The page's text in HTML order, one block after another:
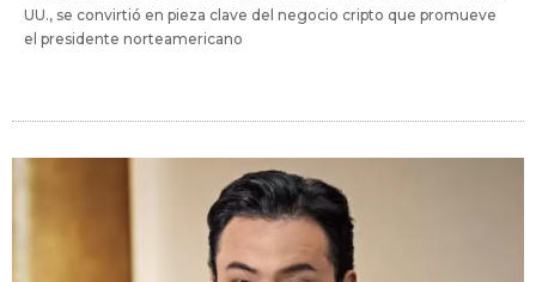
UU., se convirtió en pieza clave del negocio cripto que promueve
el presidente norteamericano